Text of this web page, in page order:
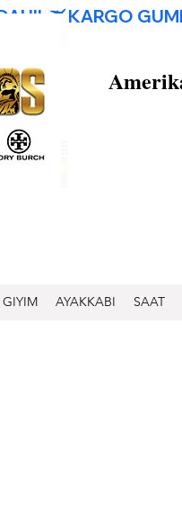
GIYIM AYAKKABI SAAT